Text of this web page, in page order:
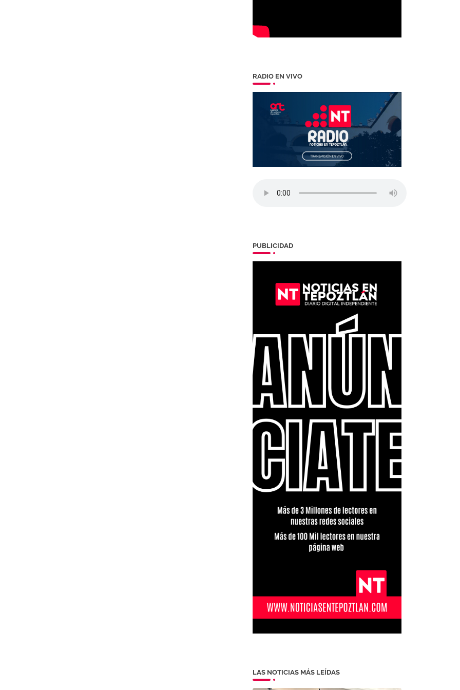
RADIO EN VIVO
PUBLICIDAD
LAS NOTICIAS MÁS LEÍDAS